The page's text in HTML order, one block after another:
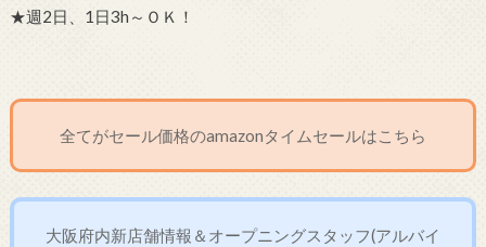
★週2日、1日3h～ＯＫ！
全てがセール価格のamazonタイムセールはこちら
大阪府内新店舗情報＆オープニングスタッフ(アルバイ